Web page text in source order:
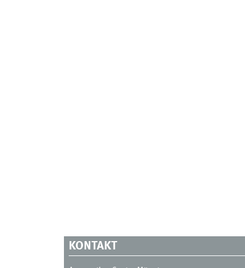
KONTAKT